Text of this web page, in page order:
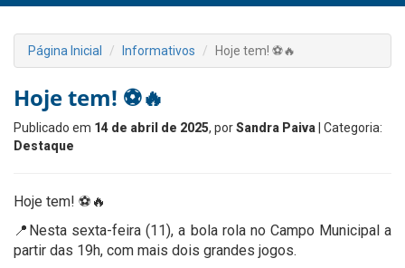
Página Inicial Informativos Hoje tem! ⚽🔥
Hoje tem! ⚽🔥
Publicado em 14 de abril de 2025, porSandra Paiva | Categoria:
Destaque
Hoje tem! ⚽🔥
📍Nesta sexta-feira (11), a bola rola no Campo Municipal a
partir das 19h, com mais dois grandes jogos.